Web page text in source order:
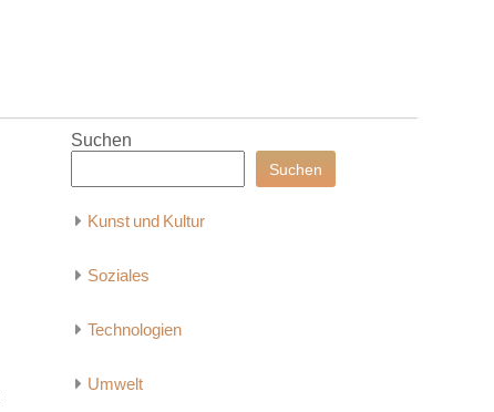
Suchen
Suchen
Kunst und Kultur
Soziales
Technologien
Umwelt